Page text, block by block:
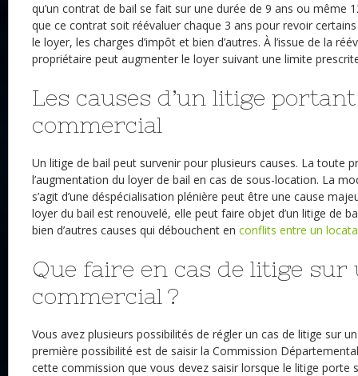
qu’un contrat de bail se fait sur une durée de 9 ans ou même
que ce contrat soit réévaluer chaque 3 ans pour revoir
le loyer, les charges d’impôt et bien d’autres. À l’issue de la
propriétaire peut augmenter le loyer suivant une limite
Les causes d’un litige
commercial
Un litige de bail peut survenir pour plusieurs causes. La toute
l’augmentation du loyer de bail en cas de sous-location. La
s’agit d’une déspécialisation plénière peut être une cause
loyer du bail est renouvelé, elle peut faire objet d’un litige de
bien d’autres causes qui débouchent en conflits entre un
Que faire en cas de litige sur
commercial ?
Vous avez plusieurs possibilités de régler un cas de litige sur
première possibilité est de saisir la Commission
cette commission que vous devez saisir lorsque le litige porte